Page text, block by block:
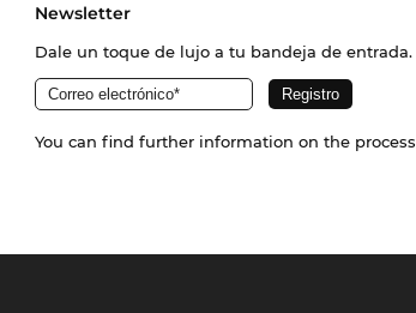
Newsletter
Dale un toque de lujo a tu bandeja de
You can find further information on the